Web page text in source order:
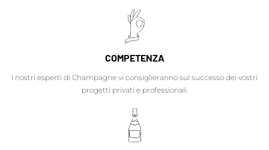
COMPETENZA
I nostri esperti di Champagne vi consiglieranno sul successo dei vostri
progetti privati e professionali.